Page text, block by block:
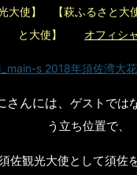
光大使】 【萩ふるさと
と大使】 オフィシ
さんには、ゲストでは
う立ち位置で、
佐観光大使として須佐